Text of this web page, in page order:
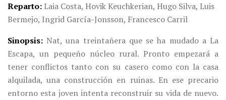
Reparto Laia Costa, Hovik Keuchkerian, Hugo Silva, Luis
Bermejo, Ingrid García-Jonsson, Francesco Carril
Sinopsis Nat, una treintañera que se ha mudado a La
Escapa, un pequeño núcleo rural. Pronto empezará a
tener conflictos tanto con su casero como con la casa
alquilada, una construcción en ruinas. En ese precario
entorno esta joven intenta reconstruir su vida de nuevo.